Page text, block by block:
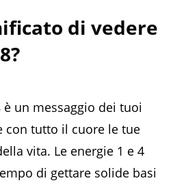
di vedere
è un messaggio dei tuoi
con tutto il cuore le tue
vita. Le energie 1 e 4
di gettare solide basi